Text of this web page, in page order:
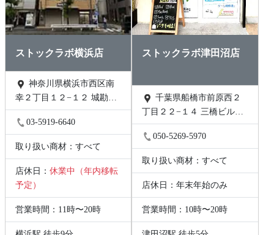
ストックラボ横浜店
幸２丁目１２−１２ 城勘ビ
ル 1F
03-5919-6640
取り扱い商材：すべて
店休日： 休業中（年内移転
予定）
営業時間：11時〜20時
ストックラボ津田沼店
千葉県船橋市前原西２
丁目２２−１４ 三橋ビル
202号
050-5269-5970
取り扱い商材：すべて
店休日：年末年始のみ
営業時間：10時〜20時